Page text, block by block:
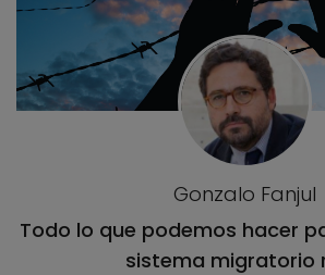
Gonzalo Fanjul
Todo lo que podemos hacer
sistema migratorio